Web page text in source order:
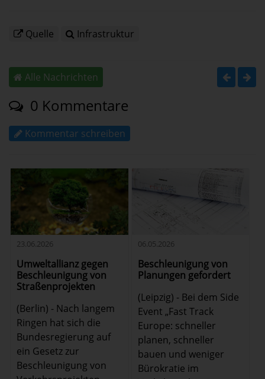
Quelle Infrastruktur
Alle Nachrichten
0 Kommentare
Kommentar schreiben
23.06.2026
Umweltallianz gegen
Beschleunigung von
Straßenprojekten
(Berlin) - Nach langem
Ringen hat sich die
Bundesregierung auf
ein Gesetz zur
Beschleunigung von
06.05.2026
Beschleunigung von
Planungen gefordert
(Leipzig) - Bei dem Side
Event „Fast Track
Europe: schneller
planen, schneller
bauen und weniger
Bürokratie im